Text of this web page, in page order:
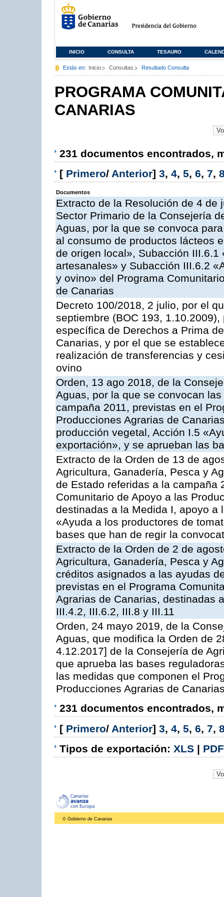
INICIO CONSULTA TESAURO
Estás en: Inicio Consultas Resultado Consulta
PROGRAMA
CANARIAS
231 documentos encontrados,
[ Primero/ Anterior] 3, 4, 5, 6, 7,
Documentos
Extracto de la Resolución de 4
Sector Primario de la Consejería
Aguas, por la que se convoca
al consumo de productos lácteos
de origen local», Subacción
artesanales» y Subacción III.6.2
y ovino» del Programa
de Canarias
Decreto 100/2018, 2 julio, por el
septiembre (BOC 193,
específica de Derechos a Prima
Canarias, y por el que se
realización de transferencias y
ovino
Orden, 13 ago 2018, de la
Aguas, por la que se convocan
campaña 2011, previstas en el
Producciones Agrarias de
producción vegetal, Acción I.5
exportación», y se aprueban las
Extracto de la Orden de 13 de
Agricultura, Ganadería, Pesca y
de Estado referidas a la campaña
Comunitario de Apoyo a las
destinadas a la Medida I, apoyo a
«Ayuda a los productores de
bases que han de regir la
Extracto de la Orden de 2 de
Agricultura, Ganadería, Pesca y
créditos asignados a las ayudas
previstas en el Programa
Agrarias de Canarias, destinadas
III.4.2, III.6.2, III.8 y III.11
Orden, 24 mayo 2019, de la
Aguas, que modifica la Orden de
4.12.2017] de la Consejería de
que aprueba las bases
las medidas que componen el
Producciones Agrarias de
231 documentos encontrados,
[ Primero/ Anterior] 3, 4, 5, 6, 7,
Tipos de exportación: XLS | PDF
© Gobierno de Canarias